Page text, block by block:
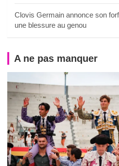
Clovis Germain annonce son
une blessure au genou
A ne pas manquer